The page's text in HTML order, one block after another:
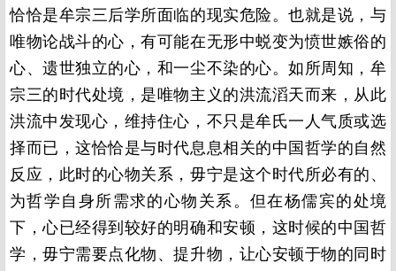
恰恰是牟宗三后学所面临的现实危险。也就是说，与
唯物论战斗的心，有可能在无形中蜕变为愤世嫉俗的
心、遗世独立的心，和一尘不染的心。如所周知，牟
宗三的时代处境，是唯物主义的洪流滔天而来，从此
洪流中发现心，维持住心，不只是牟氏一人气质或选
择而已，这恰恰是与时代息息相关的中国哲学的自然
反应，此时的心物关系，毋宁是这个时代所必有的、
为哲学自身所需求的心物关系。但在杨儒宾的处境
下，心已经得到较好的明确和安顿，这时候的中国哲
学，毋宁需要点化物、提升物，让心安顿于物的同时